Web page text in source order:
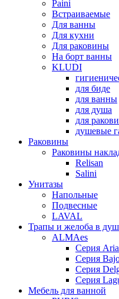
Paini
Встраиваемые
Для ванны
Для кухни
Для раковины
На борт ванны
KLUDI
для биде
для ванны
для душа
для
душевые
Раковины
Раковины
Relisan
Salini
Унитазы
Напольные
Подвесные
LAVAL
Трапы и желоба в
ALMAes
Серия
Серия
Серия
Серия
Мебель для ванной